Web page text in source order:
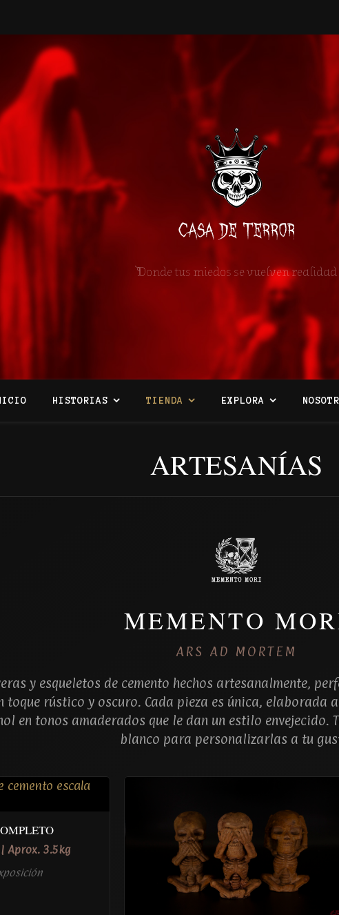
Donde tus miedos se vuelven realidad
HISTORIAS TIENDA EXPLORA
ARTESANÍAS
MEMENTO
ARS AD MORTEM
y esqueletos de cemento hechos artesanalmente,
toque rústico y oscuro. Cada pieza es única, elaborada
en tonos amaderados que le dan un estilo envejecido.
blanco para personalizarlas a tu
Aprox. 3.5kg